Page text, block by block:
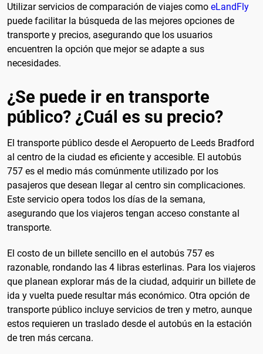
Utilizar servicios de comparación de viajes como eLandFly
puede facilitar la búsqueda de las mejores opciones de
transporte y precios, asegurando que los usuarios
encuentren la opción que mejor se adapte a sus
necesidades.
¿Se puede ir en transporte
público? ¿Cuál es su precio?
El transporte público desde el Aeropuerto de Leeds Bradford
al centro de la ciudad es eficiente y accesible. El autobús
757 es el medio más comúnmente utilizado por los
pasajeros que desean llegar al centro sin complicaciones.
Este servicio opera todos los días de la semana,
asegurando que los viajeros tengan acceso constante al
transporte.
El costo de un billete sencillo en el autobús 757 es
razonable, rondando las 4 libras esterlinas. Para los viajeros
que planean explorar más de la ciudad, adquirir un billete de
ida y vuelta puede resultar más económico. Otra opción de
transporte público incluye servicios de tren y metro, aunque
estos requieren un traslado desde el autobús en la estación
de tren más cercana.